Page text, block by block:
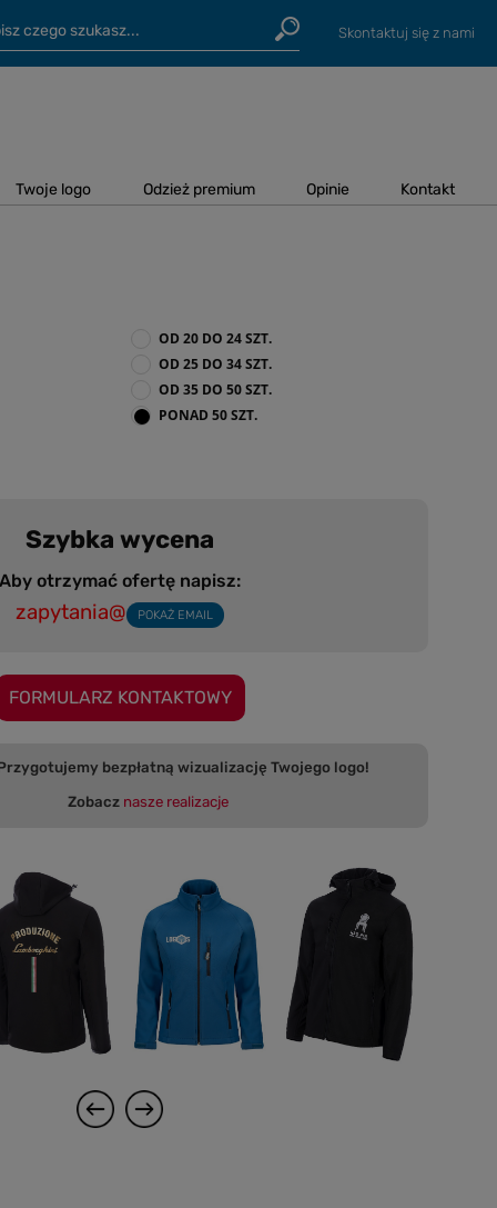
Skontaktuj się z nami
Twoje logo Odzież premium Opinie Kontakt
OD 20 DO 24 SZT.
OD 25 DO 34 SZT.
OD 35 DO 50 SZT.
PONAD 50 SZT.
Szybka wycena
Aby otrzymać ofertę napisz:
zapytania@ POKAŻ EMAIL
FORMULARZ KONTAKTOWY
bezpłatną wizualizację Twojego logo!
Zobacz nasze realizacje